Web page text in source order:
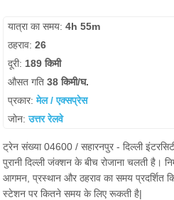
यात्रा का समय:4h 55m
ठहराव:26
दूरी: 189 किमी
औसत गति38 किमी/घ.
प्रकार:मेल / एक्सप्रेस
जोन:उत्तर रेलवे
ट्रेन संख्या 04600 / सहारनपुर - दिल्ली
पुरानी दिल्ली जंक्शन के बीच रोजाना चलती है।
आगमन, प्रस्थान और ठहराव का समय प्रदर्शित
स्टेशन पर कितने समय के लिए रूकती है|